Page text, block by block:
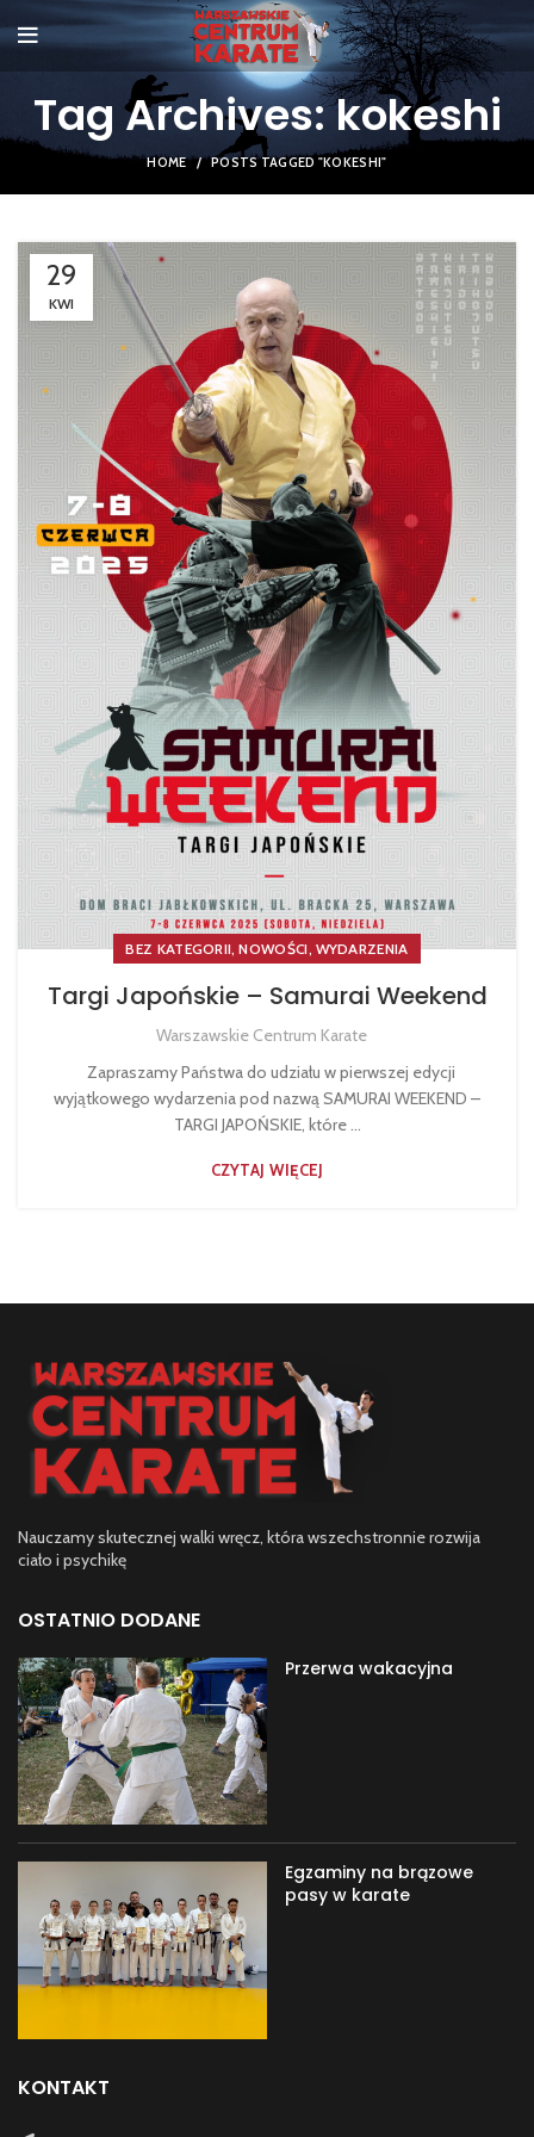
Tag Archives: kokeshi
HOME POSTS TAGGED "KOKESHI"
29
KWI
BEZ KATEGORII,NOWOŚCI, WYDARZENIA
Targi Japońskie – Samurai Weekend
Warszawskie Centrum Karate
Zapraszamy Państwa do udziału w pierwszej edycji
wyjątkowego wydarzenia pod nazwą SAMURAI WEEKEND –
TARGI JAPOŃSKIE, które ...
CZYTAJ WIĘCEJ
Nauczamy skutecznej walki wręcz, która wszechstronnie rozwija
ciało i psychikę
OSTATNIO DODANE
Przerwa wakacyjna
Egzaminy na brązowe
pasy w karate
KONTAKT